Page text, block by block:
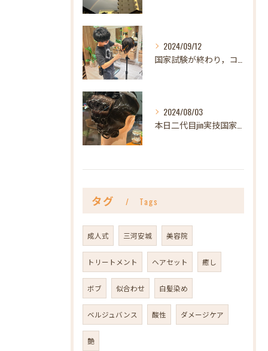
2024/09/12
2024/08/03
タグ Tags
成人式 三河安城 美容院
トリートメント ヘアセット 癒し
ボブ 似合わせ 白髪染め
ベルジュバンス 酸性 ダメージケア
艶